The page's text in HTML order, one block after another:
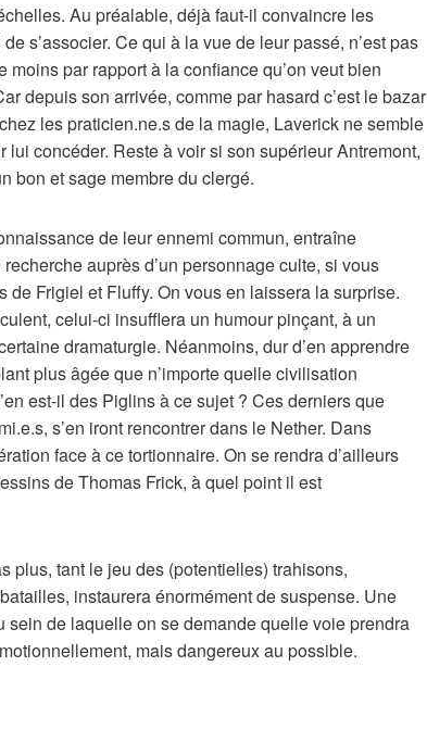
Au préalable, déjà faut-il convaincre les
s’associer. Ce qui à la vue de leur passé, n’est pas
moins par rapport à la confiance qu’on veut bien
depuis son arrivée, comme par hasard c’est le bazar
les praticien.ne.s de la magie, Laverick ne semble
lui concéder. Reste à voir si son supérieur Antremont,
bon et sage membre du clergé.
de leur ennemi commun, entraîne
recherche auprès d’un personnage culte, si vous
de Frigiel et Fluffy. On vous en laissera la surprise.
celui-ci insufflera un humour pinçant, à un
dramaturgie. Néanmoins, dur d’en apprendre
plus âgée que n’importe quelle civilisation
est-il des Piglins à ce sujet ? Ces derniers que
s’en iront rencontrer dans le Nether. Dans
face à ce tortionnaire. On se rendra d’ailleurs
de Thomas Frick, à quel point il est
plus, tant le jeu des (potentielles) trahisons,
instaurera énormément de suspense. Une
sein de laquelle on se demande quelle voie prendra
mais dangereux au possible.